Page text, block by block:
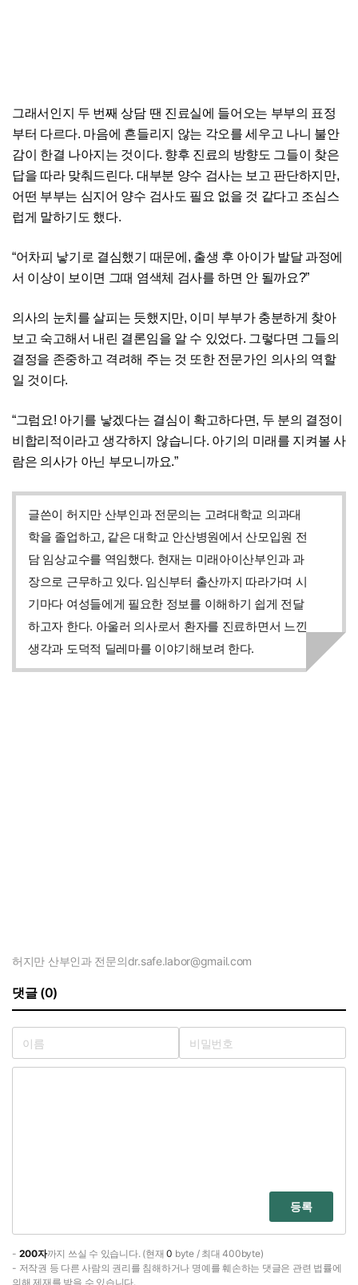
그래서인지 두 번째 상담 땐 진료실에 들어오는 부부의 표정
부터 다르다. 마음에 흔들리지 않는 각오를 세우고 나니 불안
감이 한결 나아지는 것이다. 향후 진료의 방향도 그들이 찾은
답을 따라 맞춰드린다. 대부분 양수 검사는 보고 판단하지만,
어떤 부부는 심지어 양수 검사도 필요 없을 것 같다고 조심스
럽게 말하기도 했다.
“어차피 낳기로 결심했기 때문에, 출생 후 아이가 발달 과정에
서 이상이 보이면 그때 염색체 검사를 하면 안 될까요?”
의사의 눈치를 살피는 듯했지만, 이미 부부가 충분하게 찾아
보고 숙고해서 내린 결론임을 알 수 있었다. 그렇다면 그들의
결정을 존중하고 격려해 주는 것 또한 전문가인 의사의 역할
일 것이다.
“그럼요! 아기를 낳겠다는 결심이 확고하다면, 두 분의 결정이
비합리적이라고 생각하지 않습니다. 아기의 미래를 지켜볼 사
람은 의사가 아닌 부모니까요.”
글쓴이 허지만 산부인과 전문의는 고려대학교 의과대
학을 졸업하고, 같은 대학교 안산병원에서 산모입원 전
담 임상교수를 역임했다. 현재는 미래아이산부인과 과
장으로 근무하고 있다. 임신부터 출산까지 따라가며 시
기마다 여성들에게 필요한 정보를 이해하기 쉽게 전달
하고자 한다. 아울러 의사로서 환자를 진료하면서 느낀
생각과 도덕적 딜레마를 이야기해보려 한다.
허지만 산부인과 전문의dr.safe.labor@gmail.com
댓글 (0)
등록
- 200자까지 쓰실 수 있습니다. (현재0 byte / 최대 400byte)
- 저작권 등 다른 사람의 권리를 침해하거나 명예를 훼손하는 댓글은 관련 법률에
의해 제재를 받을 수 있습니다.